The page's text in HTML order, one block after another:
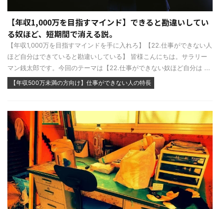
【年収1,000万を目指すマインド】できると勘違いしてい
る奴ほど、短期間で消える説。
【年収1,000万を目指すマインドを手に入れろ】【22.仕事ができない人
ほど自分はできていると勘違いしている】 皆様こんにちは。サラリー
マン銭太郎です。今回のテーマは【22.仕事ができない奴ほど自分は ...
【年収500万未満の方向け】仕事ができない人の特長